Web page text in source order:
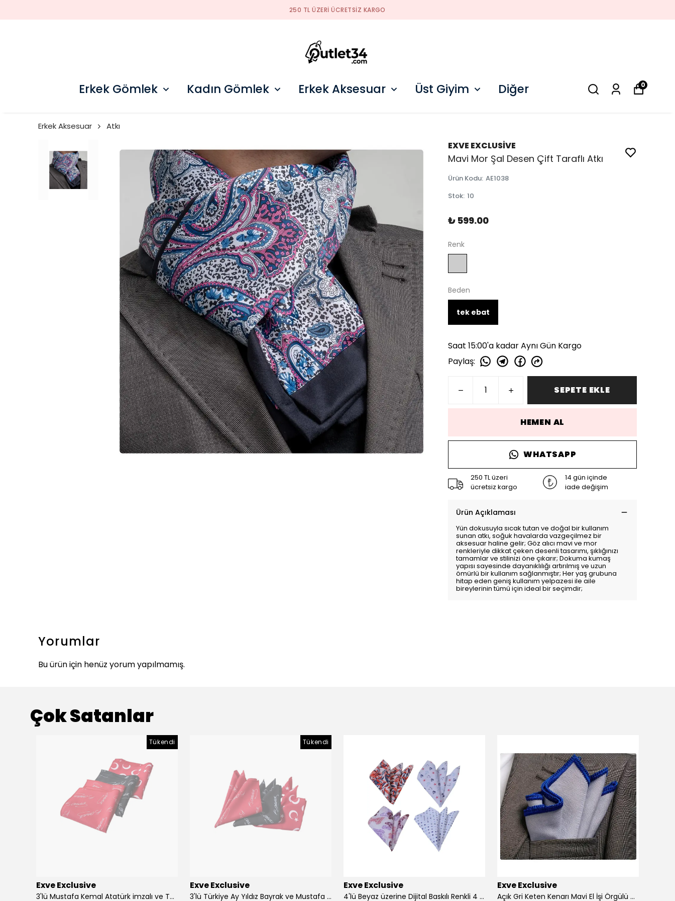
2026 SEZON ÜRÜNLER STOKLARDA
Erkek Gömlek Kadın Gömlek Erkek Aksesuar Üst Giyim Diğer 0
Erkek Aksesuar Atkı
EXVE EXCLUSİVE
Mavi Mor Şal Desen Çift Taraflı Atkı
Ürün Kodu: AE1038
Stok: 10
₺ 599.00
Renk
Beden
tek ebat
Saat 15:00'a kadar Aynı Gün Kargo
Paylaş:
SEPETE EKLE
HEMEN AL
WHATSAPP
250 TL üzeri
ücretsiz kargo
14 gün içinde
iade değişim
Ürün Açıklaması
Yün dokusuyla sıcak tutan ve doğal bir kullanım
sunan atkı, soğuk havalarda vazgeçilmez bir
aksesuar haline gelir; Göz alıcı mavi ve mor
renkleriyle dikkat çeken desenli tasarımı, şıklığınızı
tamamlar ve stilinizi öne çıkarır; Dokuma kumaş
yapısı sayesinde dayanıklılığı artırılmış ve uzun
ömürlü bir kullanım sağlanmıştır; Her yaş grubuna
hitap eden geniş kullanım yelpazesi ile aile
bireylerinin tümü için ideal bir seçimdir;
Yorumlar
Bu ürün için henüz yorum yapılmamış.
Çok Satanlar
Tükendi
Exve Exclusive
3'lü Mustafa Kemal Atatürk imzalı ve Türkiye Ay Yıldız Bayraklı Kadın Fular Seti
Tükendi
Exve Exclusive
3'lü Türkiye Ay Yıldız Bayrak ve Mustafa Kemal Atatürk imzalı Kırmızı Siyah Yaka Mendili Seti
Exve Exclusive
4'lü Beyaz üzerine Dijital Baskılı Renkli 4 in 1 Cep Yaka Mendil Seti
Exve Exclusive
Açık Gri Keten Kenarı Mavi El İşi Örgülü Cep Aksesuarı Yaka Mendili